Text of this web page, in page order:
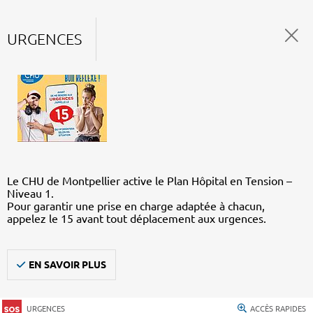
URGENCES
Le CHU de Montpellier active le Plan Hôpital en Tension –
Niveau 1.
Pour garantir une prise en charge adaptée à chacun,
appelez le 15 avant tout déplacement aux urgences.
EN SAVOIR PLUS
URGENCES ACCÈS RAPIDES